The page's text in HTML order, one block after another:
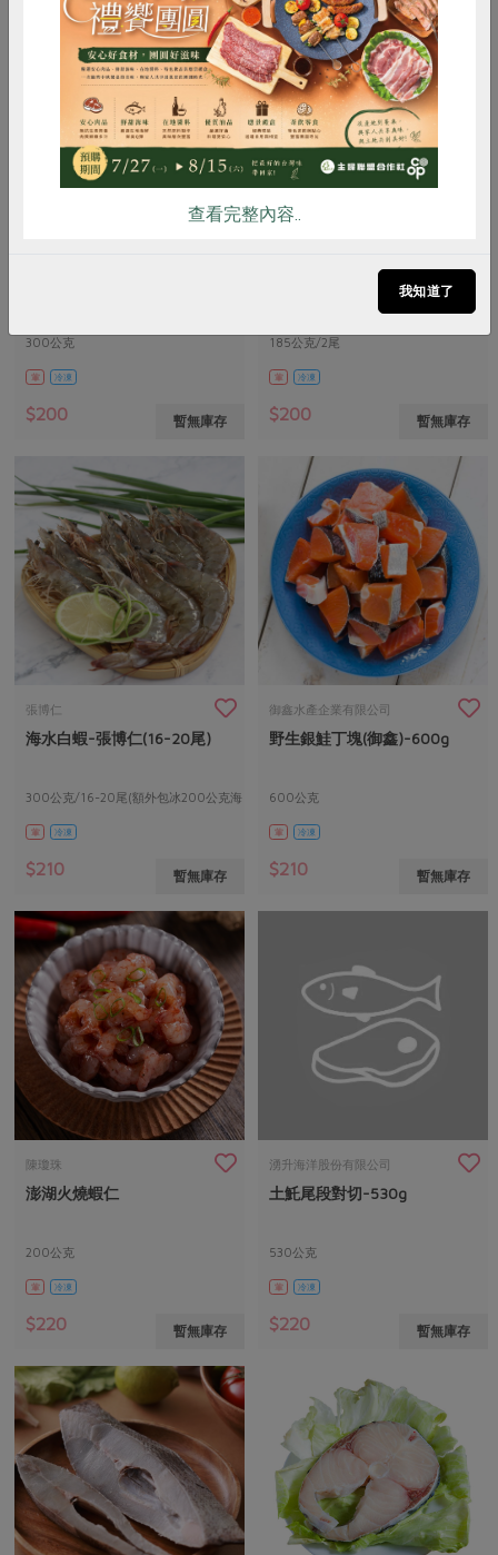
300公克
葷 冷凍
$200 暫無庫存
澎湖野生肉魚(陳瓊珠)-185g
185公克/2尾
葷 冷凍
$200 暫無庫存
張博仁
海水白蝦-張博仁(16-20尾)
300公克/16-20尾(額外包冰200公克海
水)
葷 冷凍
$210 暫無庫存
御鑫水產企業有限公司
野生銀鮭丁塊(御鑫)-600g
600公克
葷 冷凍
$210 暫無庫存
陳瓊珠
澎湖火燒蝦仁
200公克
葷 冷凍
$220 暫無庫存
湧升海洋股份有限公司
土魠尾段對切-530g
530公克
葷 冷凍
$220 暫無庫存
惜食 RPET 食譜 減硝酸鹽
雞蛋 食安 共同購買
查看完整內容..
我知道了